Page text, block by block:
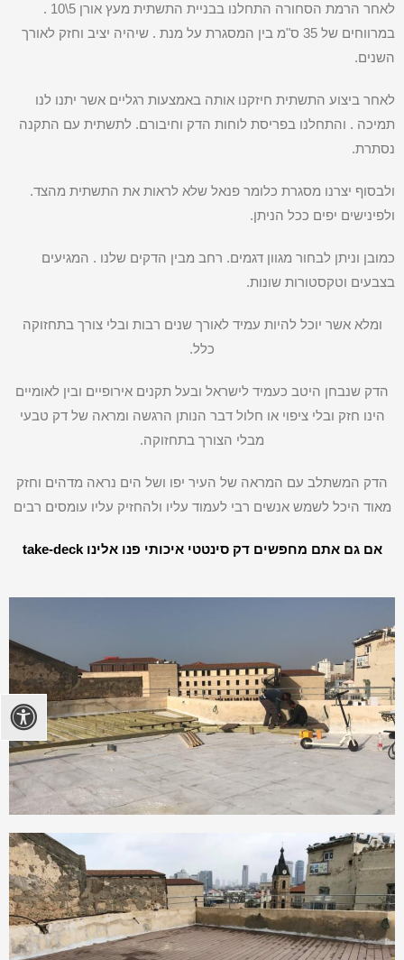
לאחר הרמת הסחורה התחלנו בבניית התשתית מעץ אורן 5\10 .
במרווחים של 35 ס"מ בין המסגרת על מנת . שיהיה יציב וחזק לאורך
השנים.
לאחר ביצוע התשתית חיזקנו אותה באמצעות רגליים אשר יתנו לנו
תמיכה . והתחלנו בפריסת לוחות הדק וחיבורם. לתשתית עם התקנה
נסתרת.
ולבסוף יצרנו מסגרת כלומר פנאל שלא לראות את התשתית מהצד.
ולפינישים יפים ככל הניתן.
כמובן וניתן לבחור מגוון דגמים. רחב מבין הדקים שלנו . המגיעים
בצבעים וטקסטורות שונות.
ומלא אשר יוכל להיות עמיד לאורך שנים רבות ובלי צורך בתחזוקה
כלל.
הדק שנבחן היטב כעמיד לישראל ובעל תקנים אירופיים ובין לאומיים
הינו חזק ובלי ציפוי או חלול דבר הנותן הרגשה ומראה של דק טבעי
מבלי הצורך בתחזוקה.
הדק המשתלב עם המראה של העיר יפו ושל הים נראה מדהים וחזק
מאוד היכל לשמש אנשים רבי לעמוד עליו ולהחזיק עליו עומסים רבים
אם גם אתם מחפשים דק סינטטי איכותי פנו אלינו take-deck